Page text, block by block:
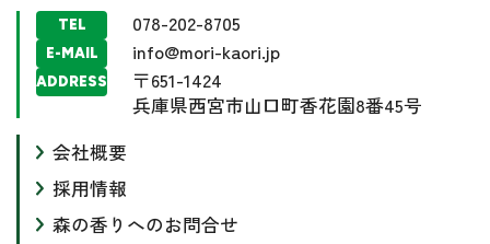
TEL 078-202-8705
E-MAIL info@mori-kaori.jp
ADDRESS
〒651-1424
兵庫県西宮市山口町香花園8番45号
会社概要
採用情報
森の香りへのお問合せ